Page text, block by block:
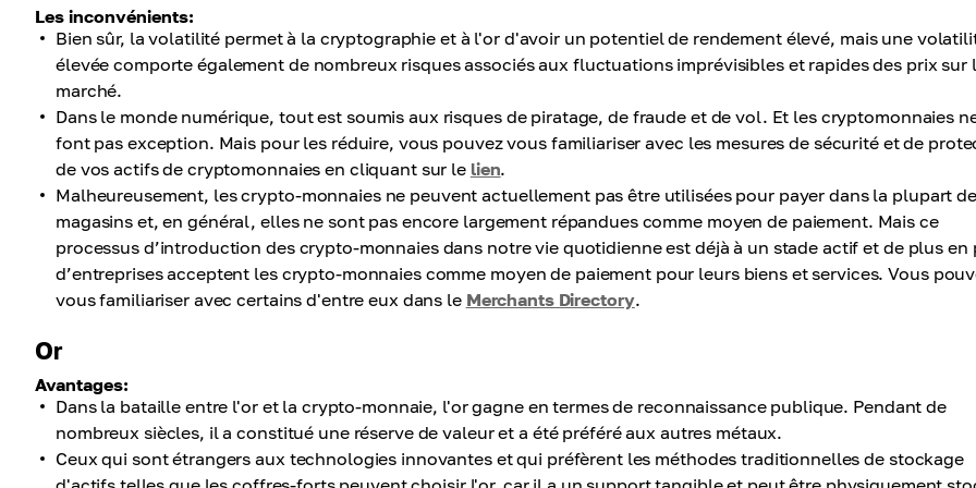
Les inconvénients:
Bien sûr, la volatilité permet à la cryptographie et à l'or d'avoir un potentiel de rendement élevé, mais une
élevée comporte également de nombreux risques associés aux fluctuations imprévisibles et rapides des prix sur
marché.
Dans le monde numérique, tout est soumis aux risques de piratage, de fraude et de vol. Et les cryptomonnaies
font pas exception. Mais pour les réduire, vous pouvez vous familiariser avec les mesures de sécurité et de
de vos actifs de cryptomonnaies en cliquant sur le lien.
Malheureusement, les crypto-monnaies ne peuvent actuellement pas être utilisées pour payer dans la plupart
magasins et, en général, elles ne sont pas encore largement répandues comme moyen de paiement. Mais ce
processus d’introduction des crypto-monnaies dans notre vie quotidienne est déjà à un stade actif et de plus en
d’entreprises acceptent les crypto-monnaies comme moyen de paiement pour leurs biens et services. Vous
vous familiariser avec certains d'entre eux dans le Merchants Directory.
Or
Avantages:
Dans la bataille entre l'or et la crypto-monnaie, l'or gagne en termes de reconnaissance publique. Pendant de
nombreux siècles, il a constitué une réserve de valeur et a été préféré aux autres métaux.
Ceux qui sont étrangers aux technologies innovantes et qui préfèrent les méthodes traditionnelles de stockage